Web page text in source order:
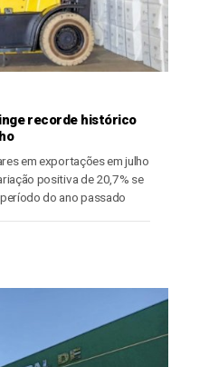
recorde histórico
em exportações em julho
positiva de 20,7% se
do ano passado